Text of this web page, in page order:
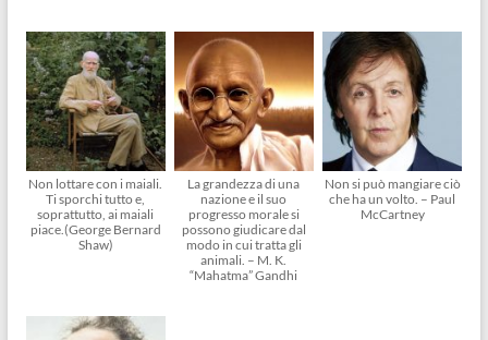
Non lottare con i maiali.
Ti sporchi tutto e,
soprattutto, ai maiali
piace.(George Bernard
Shaw)
La grandezza di una
nazione e il suo
progresso morale si
possono giudicare dal
modo in cui tratta gli
animali. – M. K.
“Mahatma” Gandhi
Non si può mangiare ciò
che ha un volto. – Paul
McCartney